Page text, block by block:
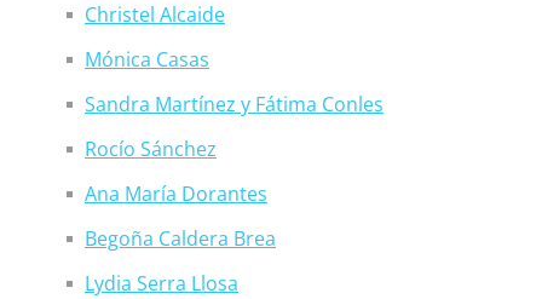
Christel Alcaide
Mónica Casas
Sandra Martínez y Fátima Conles
Rocío Sánchez
Ana María Dorantes
Begoña Caldera Brea
Lydia Serra Llosa